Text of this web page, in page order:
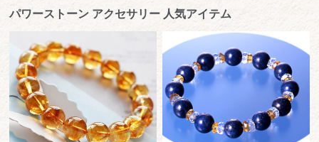
パワーストーン アクセサリー 人気アイテム